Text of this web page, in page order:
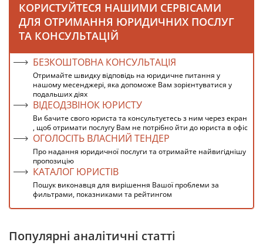
КОРИСТУЙТЕСЯ НАШИМИ СЕРВІСАМИ
ДЛЯ ОТРИМАННЯ ЮРИДИЧНИХ ПОСЛУГ
ТА КОНСУЛЬТАЦІЙ
БЕЗКОШТОВНА КОНСУЛЬТАЦІЯ
Отримайте швидку відповідь на юридичне питання у
нашому месенджері, яка допоможе Вам зорієнтуватися у
подальших діях
ВІДЕОДЗВІНОК ЮРИСТУ
Ви бачите свого юриста та консультуєтесь з ним через екран
, щоб отримати послугу Вам не потрібно йти до юриста в офіс
ОГОЛОСІТЬ ВЛАСНИЙ ТЕНДЕР
Про надання юридичної послуги та отримайте найвигіднішу
пропозицію
КАТАЛОГ ЮРИСТІВ
Пошук виконавця для вирішення Вашої проблеми за
фильтрами, показниками та рейтингом
Популярні аналітичні статті